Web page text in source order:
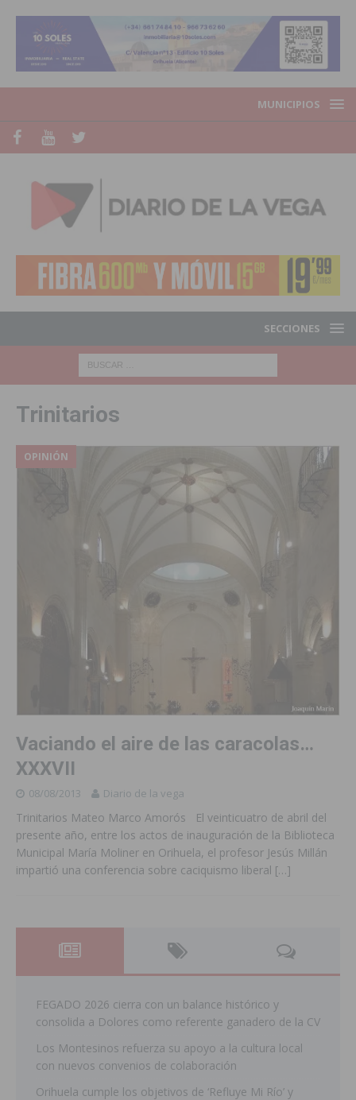
MUNICIPIOS
SECCIONES
Trinitarios
OPINIÓN
Vaciando el aire de las caracolas…
XXXVII
08/08/2013 Diario de la vega
Trinitarios Mateo Marco Amorós El veinticuatro de abril del
presente año, entre los actos de inauguración de la Biblioteca
Municipal María Moliner en Orihuela, el profesor Jesús Millán
impartió una conferencia sobre caciquismo liberal […]
FEGADO 2026 cierra con un balance histórico y
consolida a Dolores como referente ganadero de la CV
Los Montesinos refuerza su apoyo a la cultura local
con nuevos convenios de colaboración
Orihuela cumple los objetivos de ‘Refluye Mi Río’ y